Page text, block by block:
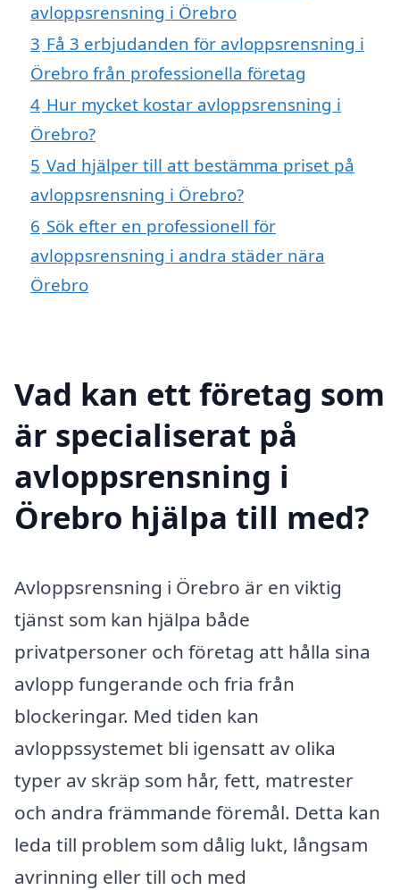
avloppsrensning i Örebro
3 Få 3 erbjudanden för avloppsrensning i
Örebro från professionella företag
4 Hur mycket kostar avloppsrensning i
Örebro?
5 Vad hjälper till att bestämma priset på
avloppsrensning i Örebro?
6 Sök efter en professionell för
avloppsrensning i andra städer nära
Örebro
Vad kan ett företag som
är specialiserat på
avloppsrensning i
Örebro hjälpa till med?
Avloppsrensning i Örebro är en viktig
tjänst som kan hjälpa både
privatpersoner och företag att hålla sina
avlopp fungerande och fria från
blockeringar. Med tiden kan
avloppssystemet bli igensatt av olika
typer av skräp som hår, fett, matrester
och andra främmande föremål. Detta kan
leda till problem som dålig lukt, långsam
avrinning eller till och med